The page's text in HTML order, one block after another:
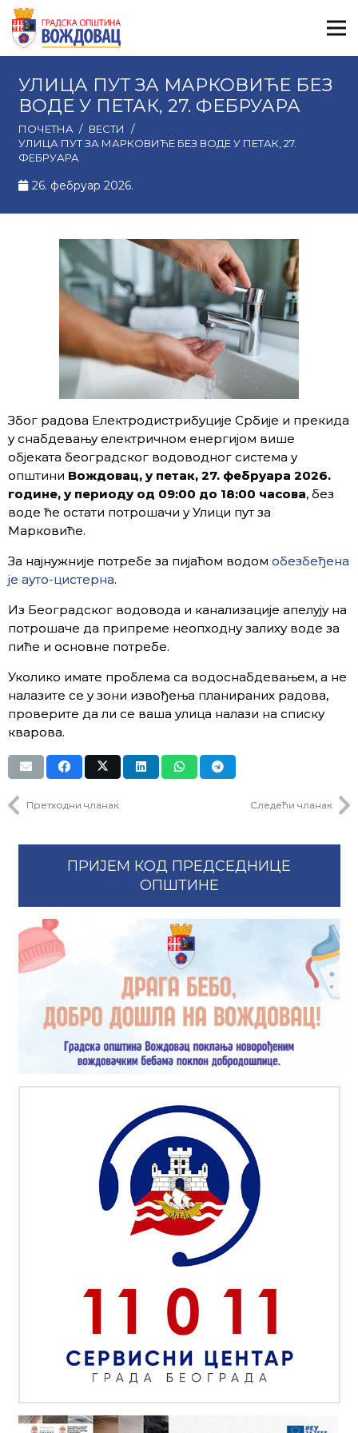
УЛИЦА ПУТ ЗА МАРКОВИЋЕ БЕЗ
ВОДЕ У ПЕТАК, 27. ФЕБРУАРА
ПОЧЕТНА / ВЕСТИ
/
УЛИЦА ПУТ ЗА МАРКОВИЋЕ БЕЗ ВОДЕ У ПЕТАК, 27.
ФЕБРУАРА
26. фебруар 2026.
Због радова Електродистрибуције Србије и прекида
у снабдевању електричном енергијом више
објеката београдског водоводног система у
општини Вождовац, у петак, 27. фебруара 2026.
године, у периоду од 09:00 до 18:00 часова, без
воде ће остати потрошачи у Улици пут за
Марковиће.
За најнужније потребе за пијаћом водом обезбеђена
је ауто-цистерна.
Из Београдског водовода и канализације апелују на
потрошаче да припреме неопходну залиху воде за
пиће и основне потребе.
Уколико имате проблема са водоснабдевањем, а не
налазите се у зони извођења планираних радова,
проверите да ли се ваша улица налази на списку
кварова.
Претходни чланак Следећи чланак
ПРИЈЕМ КОД ПРЕДСЕДНИЦЕ
ОПШТИНЕ